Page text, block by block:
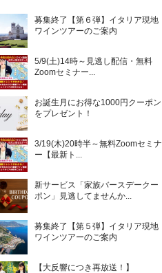
募集終了【第６弾】イタリア現地
ワインツアーのご案内
5/9(土)14時～見逃し配信・無料
Zoomセミナー...
お誕生月にお得な1000円クーポン
をプレゼント！
3/19(木)20時半～無料Zoomセミナ
ー【最新ト...
新サービス「家族バースデークー
ポン」見逃してませんか...
募集終了【第５弾】イタリア現地
ワインツアーのご案内
【大反響につき再放送！】